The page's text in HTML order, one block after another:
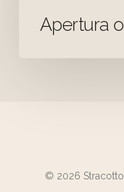
Apertura
© 2026